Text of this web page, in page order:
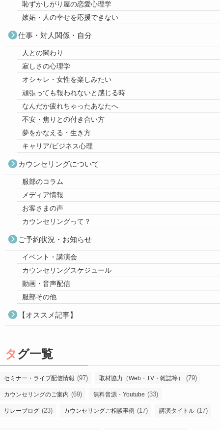
恥ずかしがり屋の恋愛心理学
嫉妬・人の幸せを応援できない
仕事・対人関係・自分
人との関わり
寂しさの心理学
オシャレ・女性を楽しみたい
頑張っても報われないと感じる時
なんだか疲れちゃったあなたへ
不安・焦りとの付き合い方
夢をかなえる・生き方
キャリア/ビジネス心理
カウンセリングについて
服部のコラム
メディア情報
お客さまの声
カウンセリングって？
ご予約状況・お知らせ
イベント・講演会
カウンセリングスケジュール
動画・音声配信
服部その他
【オススメ記事】
タグ一覧
セミナー・ライブ配信情報 (97) 取材協力（Web・TV・雑誌等） (79)
カウンセリングのご案内 (69) 無料音源・Youtube (33)
リレーブログ (23) カウンセリングご相談事例 (17) 講演タイトル (17)